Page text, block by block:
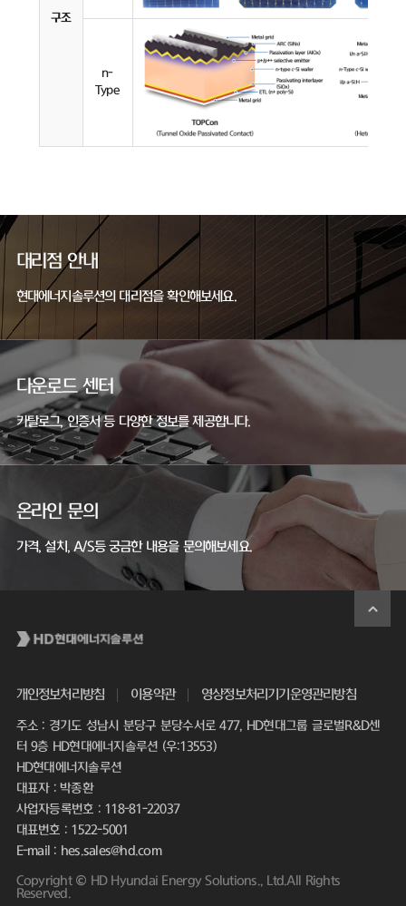
구조
n-
Type
대리점 안내
현대에너지솔루션의 대리점을 확인해보세요.
다운로드 센터
카탈로그, 인증서 등 다양한 정보를 제공합니다.
온라인 문의
가격, 설치, A/S등 궁금한 내용을 문의해보세요.
개인정보처리방침 이용약관 영상정보처리기기운영관리방침
주소 : 경기도 성남시 분당구 분당수서로 477, HD현대그룹 글로벌R&D센
터 9층 HD현대에너지솔루션 (우:13553)
HD현대에너지솔루션
대표자 : 박종환
사업자등록번호 : 118-81-22037
대표번호 : 1522-5001
E-mail : hes.sales@hd.com
Copyright © HD Hyundai Energy Solutions., Ltd.All Rights
Reserved.